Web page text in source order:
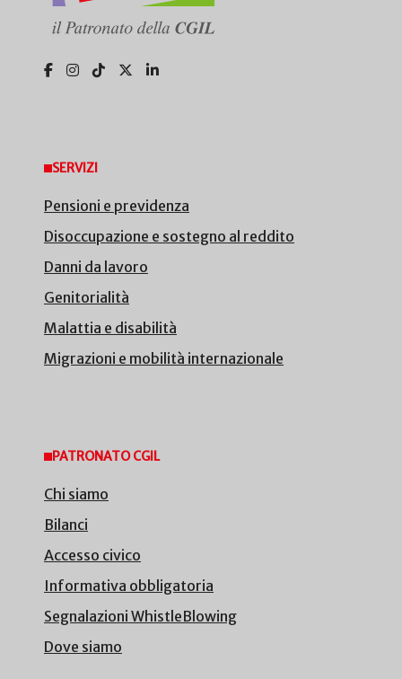
SERVIZI
Pensioni e previdenza
Disoccupazione e sostegno al reddito
Danni da lavoro
Genitorialità
Malattia e disabilità
Migrazioni e mobilità internazionale
PATRONATO CGIL
Chi siamo
Bilanci
Accesso civico
Informativa obbligatoria
Segnalazioni WhistleBlowing
Dove siamo